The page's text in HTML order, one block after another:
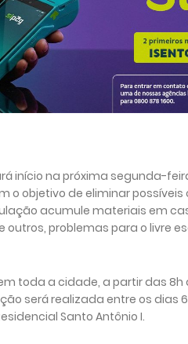
início na próxima segunda-
o objetivo de eliminar
acumule materiais em
outros, problemas para o livre
toda a cidade, a partir das
será realizada entre os dias 6
Santo Antônio I.